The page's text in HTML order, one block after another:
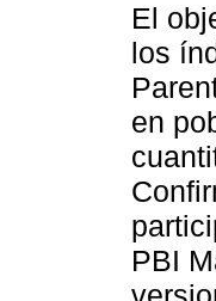
El
los
en
PBI